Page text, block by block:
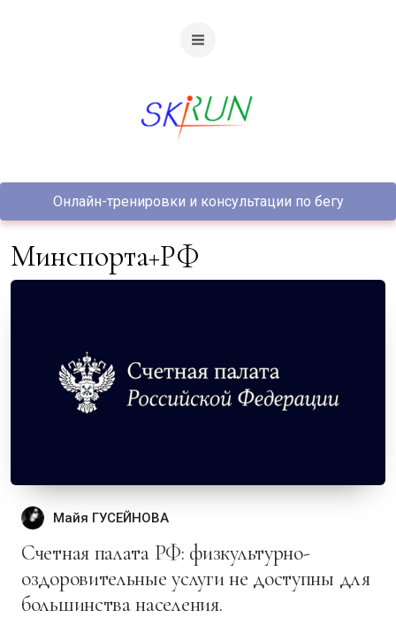
Онлайн-тренировки и консультации по бегу
Минспорта+РФ
Майя ГУСЕЙНОВА
Счетная палата РФ: физкультурно-
оздоровительные услуги не доступны для
большинства населения.